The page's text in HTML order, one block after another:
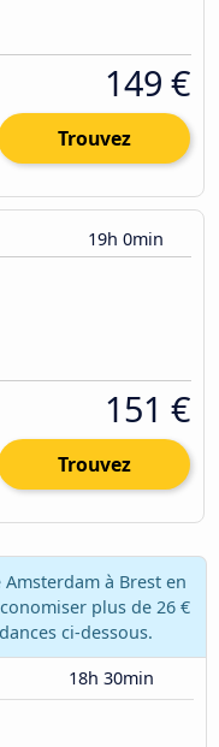
149 €
Trouvez
19h 0min
151 €
Trouvez
à Brest en
plus de 26 €
ci-dessous.
18h 30min